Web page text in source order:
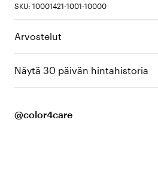
SKU: 10001421-1001-10000
Arvostelut
Näytä 30 päivän hintahistoria
@color4care